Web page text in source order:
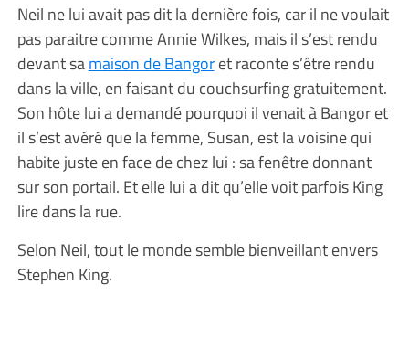
Neil ne lui avait pas dit la dernière fois, car il ne voulait
pas paraitre comme Annie Wilkes, mais il s’est rendu
devant samaison de Bangoret raconte s’être rendu
dans la ville, en faisant du couchsurfing gratuitement.
Son hôte lui a demandé pourquoi il venait à Bangor et
il s’est avéré que la femme, Susan, est la voisine qui
habite juste en face de chez lui : sa fenêtre donnant
sur son portail. Et elle lui a dit qu’elle voit parfois King
lire dans la rue.
Selon Neil, tout le monde semble bienveillant envers
Stephen King.